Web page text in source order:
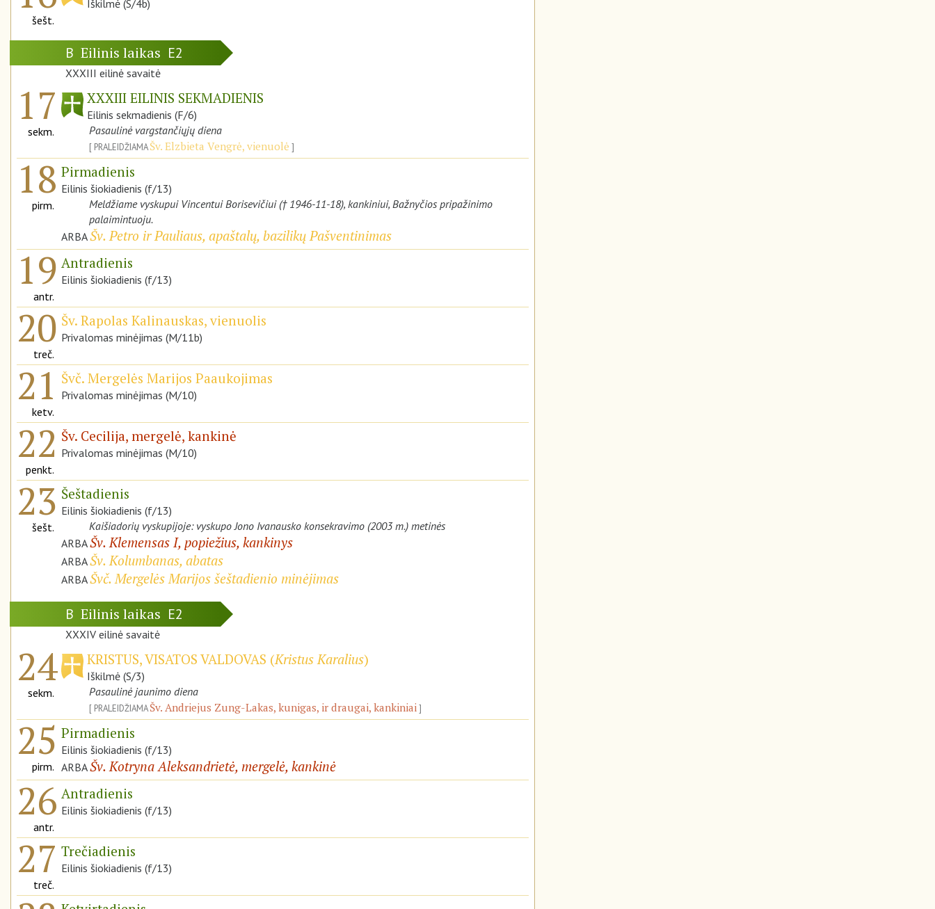
šešt.
Iškilmė (S/4b)
B Eilinis laikas E2
XXXIII eilinė savaitė
17
sekm.
XXXIII EILINIS SEKMADIENIS
Eilinis sekmadienis (F/6)
Pasaulinė vargstančiųjų diena
PRALEIDŽIAMAŠv. Elzbieta Vengrė, vienuolė
18
pirm.
Pirmadienis
Eilinis šiokiadienis (f/13)
Meldžiame vyskupui Vincentui Borisevičiui († 1946-11-18), kankiniui, Bažnyčios pripažinimo
palaimintuoju.
ARBAŠv. Petro ir Pauliaus, apaštalų, bazilikų Pašventinimas
19
antr.
Antradienis
Eilinis šiokiadienis (f/13)
20
treč.
Šv. Rapolas Kalinauskas, vienuolis
Privalomas minėjimas (M/11b)
21
ketv.
Švč. Mergelės Marijos Paaukojimas
Privalomas minėjimas (M/10)
22
penkt.
Šv. Cecilija, mergelė, kankinė
Privalomas minėjimas (M/10)
23
šešt.
Šeštadienis
Eilinis šiokiadienis (f/13)
Kaišiadorių vyskupijoje: vyskupo Jono Ivanausko konsekravimo (2003 m.) metinės
ARBAŠv. Klemensas I, popiežius, kankinys
ARBAŠv. Kolumbanas, abatas
ARBAŠvč. Mergelės Marijos šeštadienio minėjimas
B Eilinis laikas E2
XXXIV eilinė savaitė
24
sekm.
KRISTUS, VISATOS VALDOVAS (Kristus Karalius)
Iškilmė (S/3)
Pasaulinė jaunimo diena
PRALEIDŽIAMAŠv. Andriejus Zung-Lakas, kunigas, ir draugai, kankiniai
25
pirm.
Pirmadienis
Eilinis šiokiadienis (f/13)
ARBAŠv. Kotryna Aleksandrietė, mergelė, kankinė
26
antr.
Antradienis
Eilinis šiokiadienis (f/13)
27
treč.
Trečiadienis
Eilinis šiokiadienis (f/13)